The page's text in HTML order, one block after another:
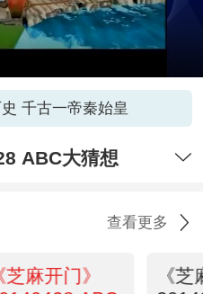
千古一帝秦始皇
ABC大猜想
查看更多
芝麻开门》
《